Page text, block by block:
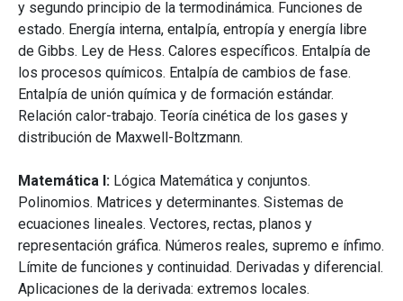
y segundo principio de la termodinámica. Funciones de
estado. Energía interna, entalpía, entropía y energía libre
de Gibbs. Ley de Hess. Calores específicos. Entalpía de
los procesos químicos. Entalpía de cambios de fase.
Entalpía de unión química y de formación estándar.
Relación calor-trabajo. Teoría cinética de los gases y
distribución de Maxwell-Boltzmann.
Matemática I: Lógica Matemática y conjuntos.
Polinomios. Matrices y determinantes. Sistemas de
ecuaciones lineales. Vectores, rectas, planos y
representación gráfica. Números reales, supremo e ínfimo.
Límite de funciones y continuidad. Derivadas y diferencial.
Aplicaciones de la derivada: extremos locales.